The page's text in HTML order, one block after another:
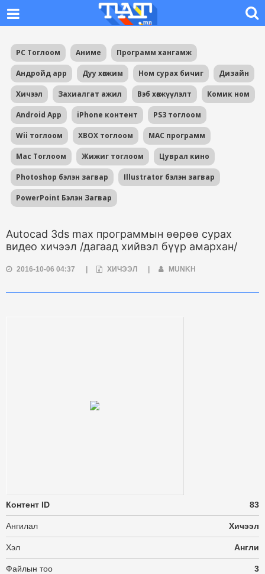
PC Тоглоом Аниме Программ хангамж
Андройд app Дуу хөгжим Ном сурах бичиг Дизайн
Хичээл Захиалгат ажил Вэб хөгжүүлэлт Комик ном
Android App iPhone контент PS3 тоглоом
Wii тоглоом XBOX тоглоом MAC программ
Mac Тоглоом Жижиг тоглоом Цуврал кино
Photoshop бэлэн загвар Illustrator бэлэн загвар
PowerPoint Бэлэн Загвар
Autocad 3ds max программын өөрөө сурах
видео хичээл /дагаад хийвэл бүүр амархан/
2016-10-06 04:37 ХИЧЭЭЛ MUNKH
Контент ID 83
Ангилал Хичээл
Хэл Англи
Файлын тоо 3